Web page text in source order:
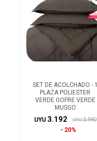
SET DE ACOLCHADO - 1
PLAZA POLIESTER
VERDE GOFRE VERDE
MUSGO
UYU 3.192 UYU 3.990
20%